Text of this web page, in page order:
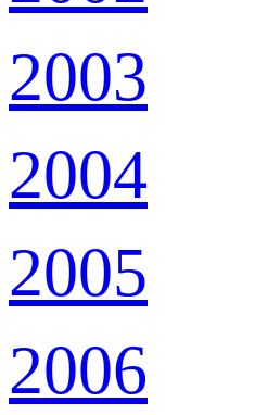
2003
2004
2005
2006